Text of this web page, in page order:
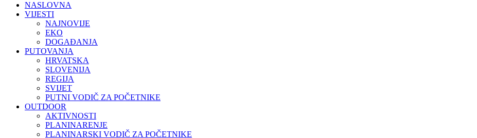
NASLOVNA
VIJESTI
NAJNOVIJE
EKO
DOGAĐANJA
PUTOVANJA
HRVATSKA
SLOVENIJA
REGIJA
SVIJET
PUTNI VODIČ ZA POČETNIKE
OUTDOOR
AKTIVNOSTI
PLANINARENJE
PLANINARSKI VODIČ ZA POČETNIKE